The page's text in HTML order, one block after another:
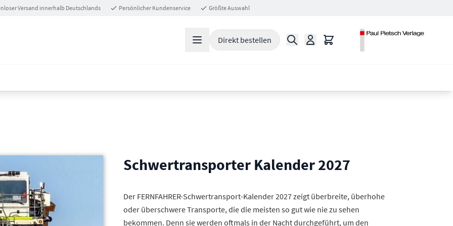
Versand innerhalb Deutschlands Persönlicher Kundenservice Größte Auswahl
Direkt bestellen Suche Warenkorb
Schwertransporter Kalender 2027
Der FERNFAHRER-Schwertransport-Kalender 2027 zeigt überbreite, überhohe
oder überschwere Transporte, die die meisten so gut wie nie zu sehen
bekommen. Denn sie werden oftmals in der Nacht durchgeführt, um den